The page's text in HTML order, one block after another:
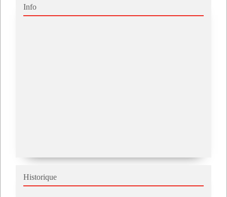
Info
Historique